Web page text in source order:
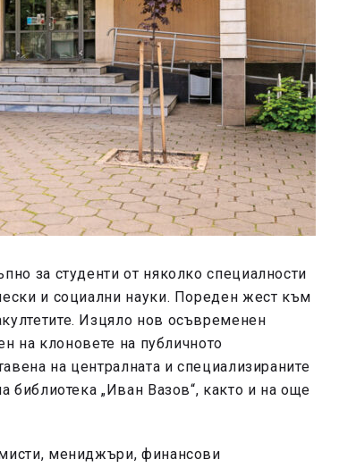
за студенти от няколко специалности
и социални науки. Пореден жест към
Изцяло нов осъвременен
на клоновете на публичното
на централната и специализираните
библиотека „Иван Вазов“, както и на още
мениджъри, финансови